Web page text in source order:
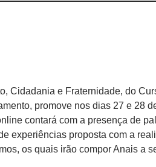
Cidadania e Fraternidade, do
promove nos dias 27 e 28
contará com a presença de
experiências proposta com a
os quais irão compor Anais a